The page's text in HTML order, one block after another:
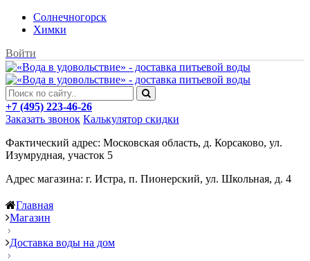
Солнечногорск
Химки
Войти
+7 (495) 223-46-26
Заказать звонок Калькулятор скидки
Фактический адрес: Московская область, д. Корсаково, ул.
Изумрудная, участок 5
Адрес магазина: г. Истра, п. Пионерский, ул. Школьная, д. 4
Главная
Магазин
Доставка воды на дом